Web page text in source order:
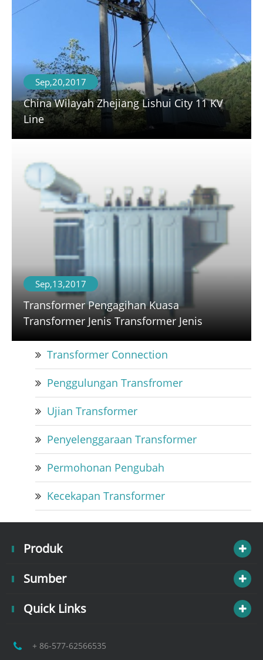
Sep,20,2017
China Wilayah Zhejiang Lishui City 11 KV
Line
Sep,13,2017
Transformer Pengagihan Kuasa
Transformer Jenis Transformer Jenis
Transformer Connection
Penggulungan Transfromer
Ujian Transformer
Penyelenggaraan Transformer
Permohonan Pengubah
Kecekapan Transformer
Produk
Sumber
Quick Links
+ 86-577-62566535